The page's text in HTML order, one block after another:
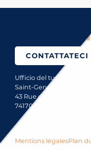
ci
CONTATTATECI
Ufficio del turismo di
Saint-Gervais Mont-
43 Rue du Mont-Blanc
74170 Saint-Gervais
Mentions légalesPlan